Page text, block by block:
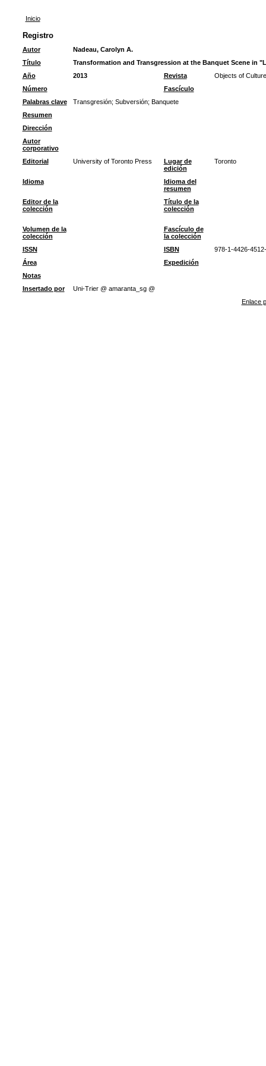
Inicio
Registro
Autor
Nadeau, Carolyn A.
Título
Transformation and Transgression at the Banquet Scene in
Año
2013 Revista
Objects of
Número
Fascículo
Palabras clave
Transgresión; Subversión; Banquete
Resumen
Dirección
Autor
corporativo
Editorial
University of Toronto Press
Lugar de
edición
Toronto
Idioma
Idioma del
resumen
Editor de la
colección
Título de la
colección
Volumen de la
colección
Fascículo de
la colección
ISSN
ISBN
978-1-4426-
Área
Expedición
Notas
Insertado por
Uni-Trier @ amaranta_sg @
Enlace